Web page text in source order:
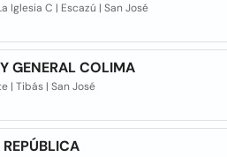
Iglesia C | Escazú | San José
GENERAL COLIMA
| Tibás | San José